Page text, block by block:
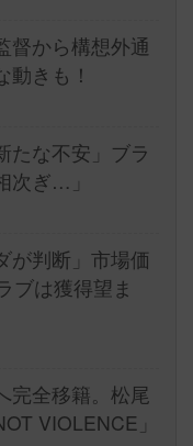
督から構想外通
きも！
たな不安」ブラ
次ぎ…」
が判断」市場価
ブは獲得望ま
完全移籍。松尾
VIOLENCE」